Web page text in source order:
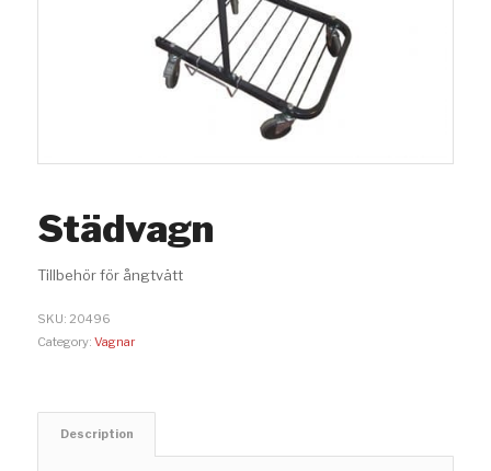
Städvagn
Tillbehör för ångtvätt
SKU: 20496
Category: Vagnar
Description